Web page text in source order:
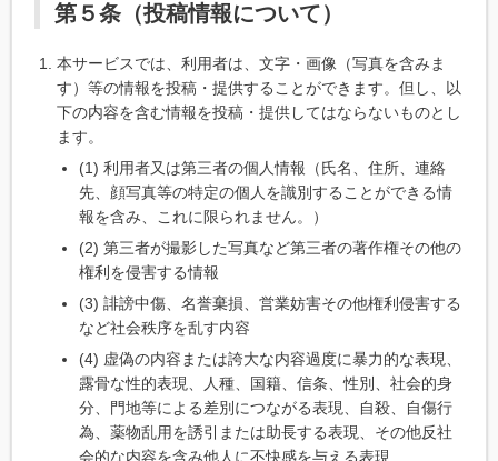
第５条（投稿情報について）
本サービスでは、利用者は、文字・画像（写真を含みま
す）等の情報を投稿・提供することができます。但し、以
下の内容を含む情報を投稿・提供してはならないものとし
ます。
(1) 利用者又は第三者の個人情報（氏名、住所、連絡
先、顔写真等の特定の個人を識別することができる情
報を含み、これに限られません。）
(2) 第三者が撮影した写真など第三者の著作権その他の
権利を侵害する情報
(3) 誹謗中傷、名誉棄損、営業妨害その他権利侵害する
など社会秩序を乱す内容
(4) 虚偽の内容または誇大な内容過度に暴力的な表現、
露骨な性的表現、人種、国籍、信条、性別、社会的身
分、門地等による差別につながる表現、自殺、自傷行
為、薬物乱用を誘引または助長する表現、その他反社
会的な内容を含み他人に不快感を与える表現